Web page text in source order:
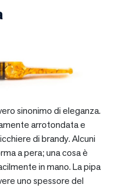
sinonimo di eleganza.
arrotondata e
di brandy. Alcuni
a pera; una cosa è
in mano. La pipa
uno spessore del